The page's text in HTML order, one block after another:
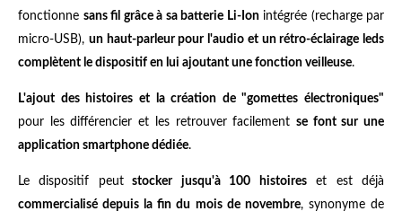
fonctionne sans fil grâce à sa batterie Li-Ionintégrée (recharge par
micro-USB), un haut-parleur pour l'audio et un rétro-éclairage leds
complètent le dispositif en lui ajoutant une fonction veilleuse.
L'ajout des histoires et la création de "gomettes électroniques"
pour les différencier et les retrouver facilement se font sur une
application smartphone dédiée.
Le dispositif peutstocker jusqu'à 100 histoireset est déjà
commercialisé depuis la fin du mois de novembre, synonyme de